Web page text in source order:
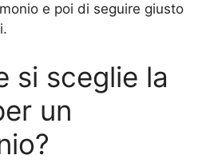
e poi di seguire giusto
si sceglie la
un